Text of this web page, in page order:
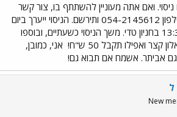
ואם אתה מעוניין להשתתף בו, צור קשר
עם שי מרגלית בטלפון 054-2145612 ותירשם. הניסוי ייערך ביום
ה' הבא בשעה 13:30 בחניון טדי. משך הניסוי כשעתיים, ובוספו
ואפילו תקבל 50 ש"ח!
אני, כמובן,
אביתר. אשמח אם תבוא גם!
ל
New